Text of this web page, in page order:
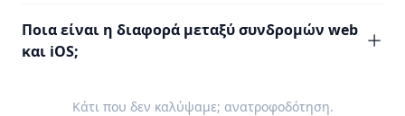
Ποια είναι η διαφορά μεταξύ συνδρομών web
και iOS;
Κάτι που δεν καλύψαμε; ανατροφοδότηση.